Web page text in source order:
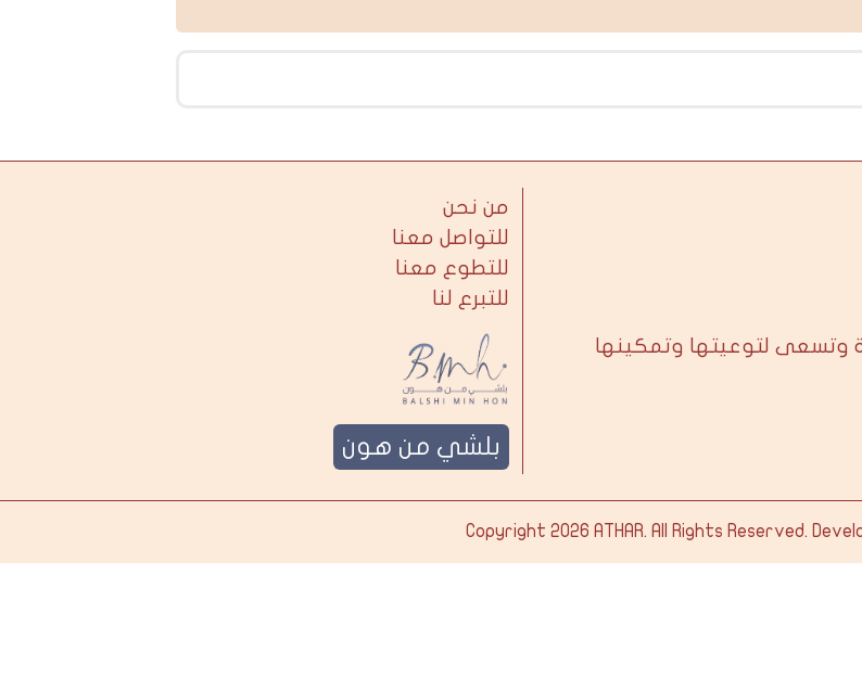
وتسعى لتوعيتها وتمكينها
من نحن
للتواصل معنا
للتطوع معنا
للتبرع لنا
بلشي من هون
Copyright 2026 ATHAR. All Rights Reserved.